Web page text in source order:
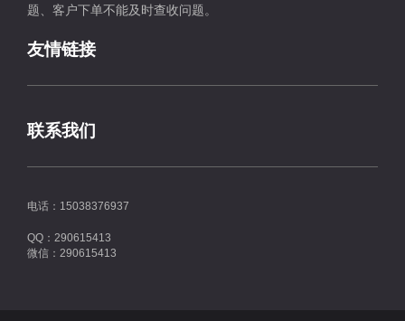
题、客户下单不能及时查收问题。
友情链接
联系我们
电话：15038376937
QQ：290615413
微信：290615413